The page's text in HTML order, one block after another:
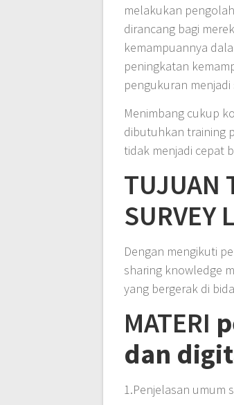
melakukan
dirancang bagi
kemampuannya
peningkatan
pengukuran
Menimbang cukup
dibutuhkan training
tidak menjadi cepat
TUJUAN
SURVEY
Dengan mengikuti
sharing knowledge
yang bergerak di
MATERI
dan
1.Penjelasan umum